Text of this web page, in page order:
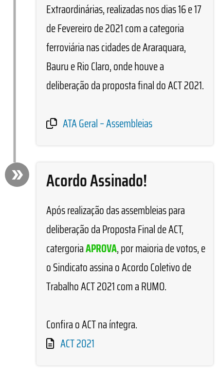
Extraordinárias, realizadas nos dias 16 e 17
de Fevereiro de 2021 com a categoria
ferroviária nas cidades de Araraquara,
Bauru e Rio Claro, onde houve a
deliberação da proposta final do ACT 2021.
ATA Geral – Assembleias
Acordo Assinado!
Após realização das assembleias para
deliberação da Proposta Final de ACT,
catergoriaAPROVA, por maioria de votos, e
o Sindicato assina o Acordo Coletivo de
Trabalho ACT 2021 com a RUMO.
Confira o ACT na íntegra.
ACT 2021